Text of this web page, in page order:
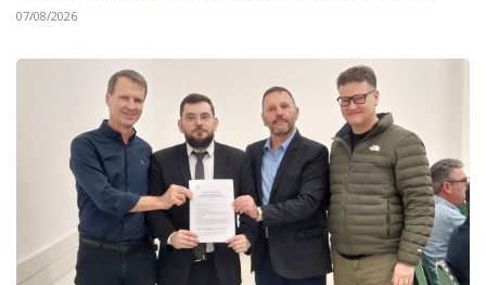
07/08/2026